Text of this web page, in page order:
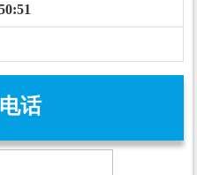
话